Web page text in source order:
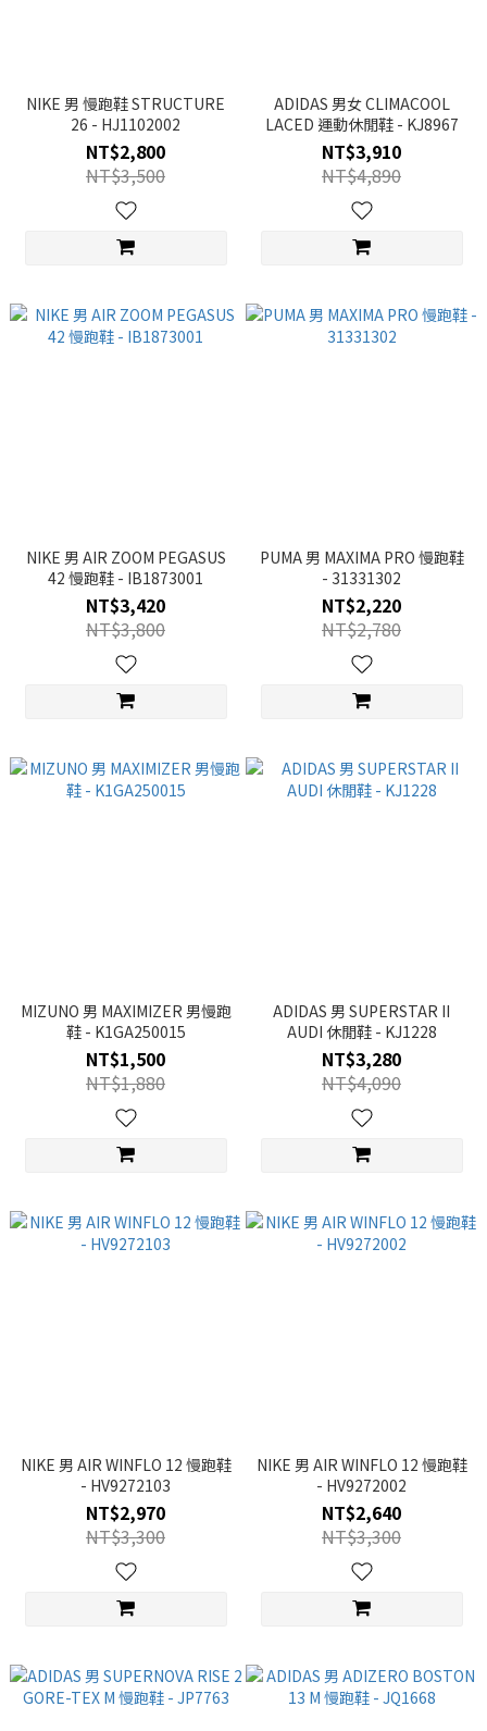
NIKE 男 慢跑鞋 STRUCTURE
26 - HJ1102002
NT$2,800
NT$3,500
ADIDAS 男女 CLIMACOOL
LACED 運動休閒鞋 - KJ8967
NT$3,910
NT$4,890
NIKE 男 AIR ZOOM PEGASUS
42 慢跑鞋 - IB1873001
NT$3,420
NT$3,800
PUMA 男 MAXIMA PRO 慢跑鞋
- 31331302
NT$2,220
NT$2,780
MIZUNO 男 MAXIMIZER 男慢跑
鞋 - K1GA250015
NT$1,500
NT$1,880
ADIDAS 男 SUPERSTAR II
AUDI 休閒鞋 - KJ1228
NT$3,280
NT$4,090
NIKE 男 AIR WINFLO 12 慢跑鞋
- HV9272103
NT$2,970
NT$3,300
NIKE 男 AIR WINFLO 12 慢跑鞋
- HV9272002
NT$2,640
NT$3,300